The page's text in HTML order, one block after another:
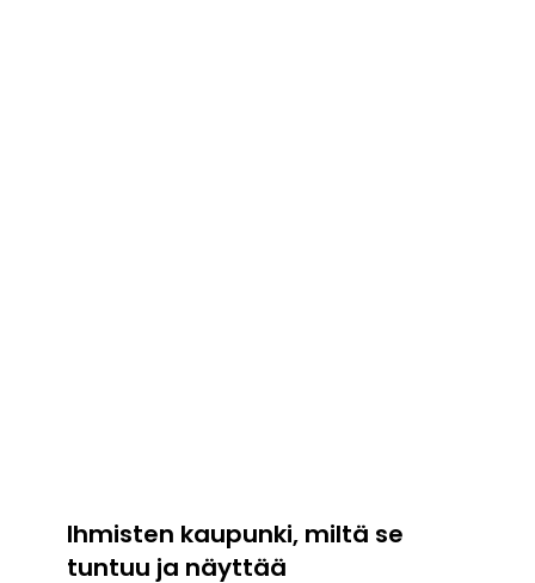
Ihmisten kaupunki, miltä se
tuntuu ja näyttää